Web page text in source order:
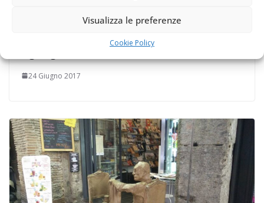
Visualizza le preferenze
Cookie Policy
Ore 00.20, Napoli (Italia del Sud). Chi
indovina il punto esatto in cui mi trovo?
24 Giugno 2017